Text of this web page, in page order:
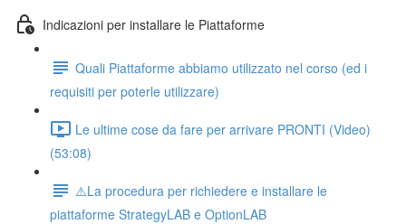
Indicazioni per installare le Piattaforme
Quali Piattaforme abbiamo utilizzato nel corso (ed i
requisiti per poterle utilizzare)
Le ultime cose da fare per arrivare PRONTI (Video)
(53:08)
⚠️La procedura per richiedere e installare le
piattaforme StrategyLAB e OptionLAB